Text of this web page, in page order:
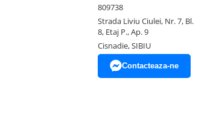
809738
Strada Liviu Ciulei, Nr. 7, Bl.
8, Etaj P., Ap. 9
Cisnadie, SIBIU
Contacteaza-ne